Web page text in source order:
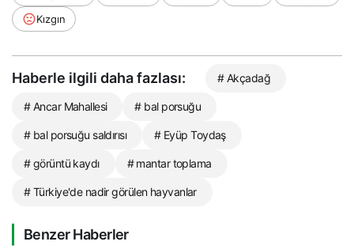
Kızgın
Haberle ilgili daha fazlası: # Akçadağ
# Ancar Mahallesi # bal porsuğu
# bal porsuğu saldırısı # Eyüp Toydaş
# görüntü kaydı # mantar toplama
# Türkiye'de nadir görülen hayvanlar
Benzer Haberler